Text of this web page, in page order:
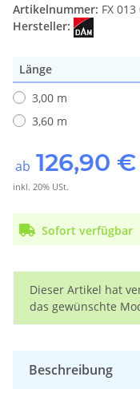
Artikelnummer: FX
Hersteller:
Länge
3,00 m
3,60 m
ab 126,90 €
inkl. 20% USt.
Sofort verfügbar
x
Dieser Artikel hat
das gewünschte
Beschreibung